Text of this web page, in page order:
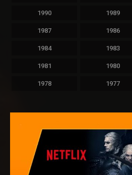
1990 1989
1987 1986
1984 1983
1981 1980
1978 1977